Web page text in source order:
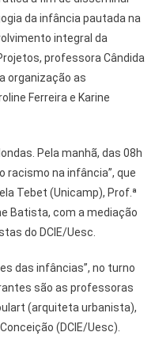
da infância pautada na
integral da
professora Cândida
organização as
Ferreira e Karine
Pela manhã, das 08h
racismo na infância”, que
Tebet (Unicamp), Prof.ª
Batista, com a mediação
do DCIE/Uesc.
das infâncias”, no turno
são as professoras
(arquiteta urbanista),
(DCIE/Uesc).